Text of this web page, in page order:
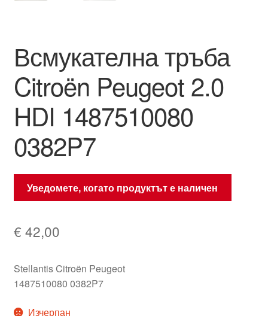
Транспорт
Всмукателна тръба
Citroën Peugeot 2.0
HDI 1487510080
0382P7
Уведомете, когато продуктът е наличен
€ 42,00
Stellantis Citroën Peugeot
1487510080 0382P7
Изчерпан